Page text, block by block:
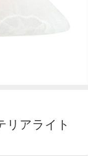
リアライト